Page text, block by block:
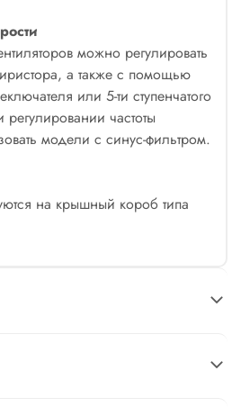
можно регулировать
а также с помощью
или 5-ти ступенчатого
частоты
модели с синус-фильтром.
на крышный короб типа